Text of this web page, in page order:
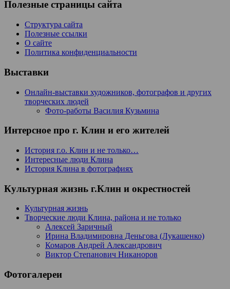
Полезные страницы сайта
Структура сайта
Полезные ссылки
О сайте
Политика конфиденциальности
Выставки
Онлайн-выставки художников, фотографов и других
творческих людей
Фото-работы Василия Кузьмина
Интерсное про г. Клин и его жителей
История г.о. Клин и не только…
Интересные люди Клина
История Клина в фотографиях
Культурная жизнь г.Клин и окрестностей
Культурная жизнь
Творческие люди Клина, района и не только
Алексей Заричный
Ирина Владимировна Деньгова (Лукашенко)
Комаров Андрей Александрович
Виктор Степанович Никаноров
Фотогалереи